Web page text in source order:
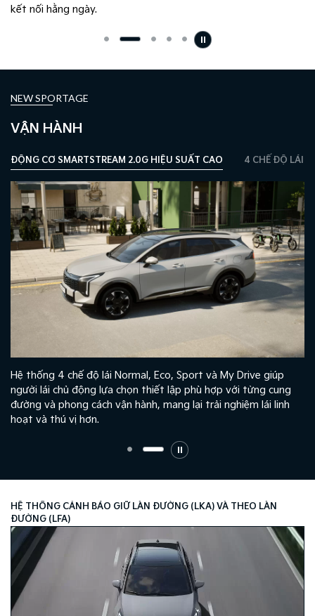
kết nối hằng ngày.
NEW SPORTAGE
VẬN HÀNH
ĐỘNG CƠ SMARTSTREAM 2.0G HIỆU SUẤT CAO 4 CHẾ ĐỘ LÁI
Hệ thống 4 chế độ lái Normal, Eco, Sport và My Drive giúp
người lái chủ động lựa chọn thiết lập phù hợp với từng cung
đường và phong cách vận hành, mang lại trải nghiệm lái linh
hoạt và thú vị hơn.
HỆ THỐNG CẢNH BÁO GIỮ LÀN ĐƯỜNG (LKA) VÀ THEO LÀN
ĐƯỜNG (LFA)